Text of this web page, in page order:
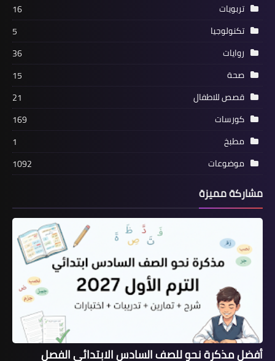
تربويات
16
تكنولوجيا
5
روايات
36
صحة
15
قصص للاطفال
21
كورسات
169
مطبخ
1
موضوعات
1092
مشاركة مميزة
أفضل مذكرة نحو للصف السادس الابتدائي الفصل